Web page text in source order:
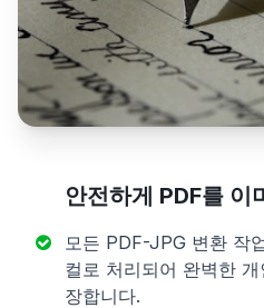
안전하게 PDF를 이
모든 PDF-JPG 변환 작
컬로 처리되어 완벽한
장합니다.